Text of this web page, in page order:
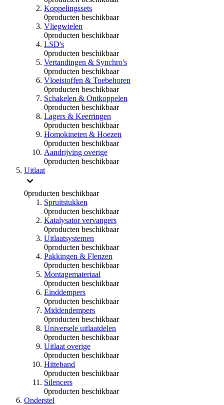
Koppelingssets
0producten beschikbaar
Vliegwielen
0producten beschikbaar
LSD's
0producten beschikbaar
Vertandingen & Synchro's
0producten beschikbaar
Vloeistoffen & Toebehoren
0producten beschikbaar
Schakelen & Ontkoppelen
0producten beschikbaar
Lagers & Keerringen
0producten beschikbaar
Homokineten & Hoezen
0producten beschikbaar
Aandrijving overige
0producten beschikbaar
Uitlaat
0producten beschikbaar
Spruitstukken
0producten beschikbaar
Katalysator vervangers
0producten beschikbaar
Uitlaatsystemen
0producten beschikbaar
Pakkingen & Flenzen
0producten beschikbaar
Montagemateriaal
0producten beschikbaar
Einddempers
0producten beschikbaar
Middendempers
0producten beschikbaar
Universele uitlaatdelen
0producten beschikbaar
Uitlaat overige
0producten beschikbaar
Hitteband
0producten beschikbaar
Silencers
0producten beschikbaar
Onderstel